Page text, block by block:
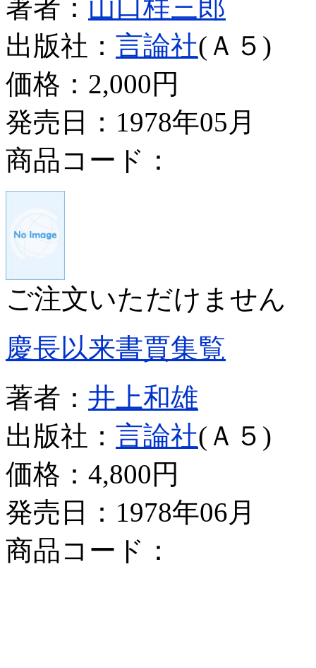
著者： 山口桂三郎
出版社： 言論社(Ａ５)
価格： 2,000円
発売日：1978年05月
商品コード：
ご注文いただけません
慶長以来書賈集覧
著者： 井上和雄
出版社： 言論社(Ａ５)
価格： 4,800円
発売日：1978年06月
商品コード：